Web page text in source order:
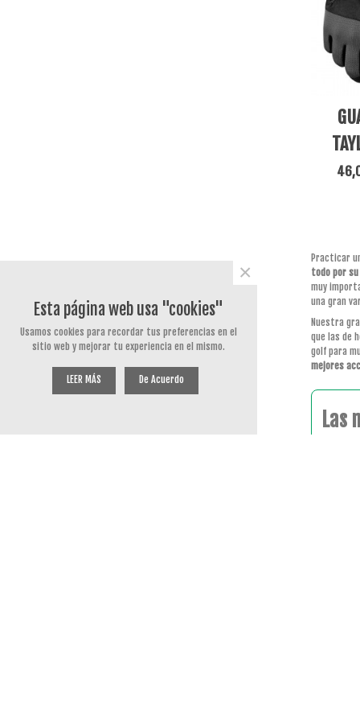
Practicar
todo por su
muy
una gran
Nuestra
que las de
golf para
mejores
Las
Esta página web usa "cookies"
Usamos cookies para recordar tus preferencias en el
sitio web y mejorar tu experiencia en el mismo.
LEER MÁS De Acuerdo
×